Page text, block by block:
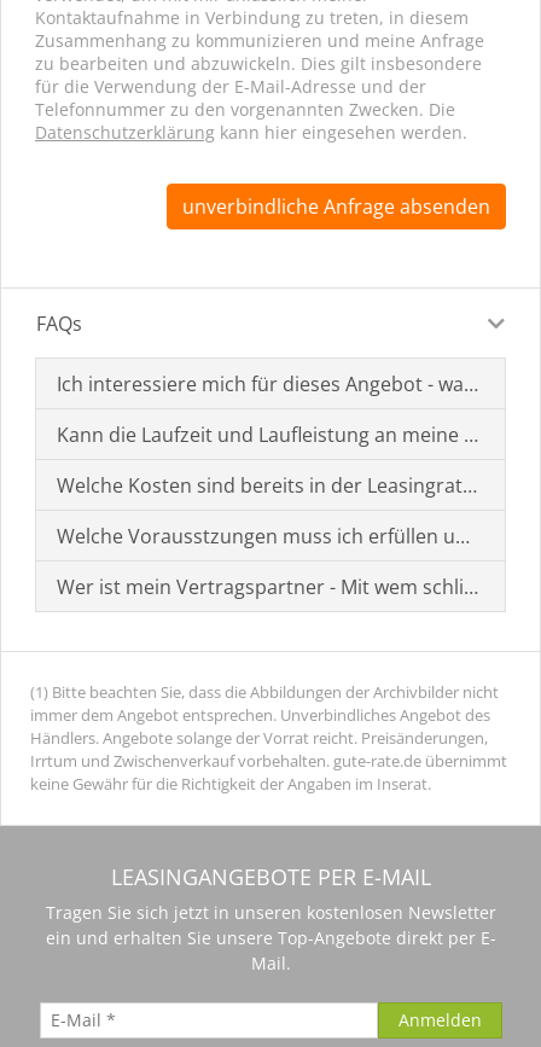
Kontaktaufnahme in Verbindung zu treten, in diesem
Zusammenhang zu kommunizieren und meine Anfrage
zu bearbeiten und abzuwickeln. Dies gilt insbesondere
für die Verwendung der E-Mail-Adresse und der
Telefonnummer zu den vorgenannten Zwecken. Die
Datenschutzerklärung kann hier eingesehen werden.
unverbindliche Anfrage absenden
FAQs
Ich interessiere mich für dieses Angebot - was muss
Kann die Laufzeit und Laufleistung an meine
Welche Kosten sind bereits in der Leasingrate
Welche Vorausstzungen muss ich erfüllen um einen
Wer ist mein Vertragspartner - Mit wem schließe ich
(1) Bitte beachten Sie, dass die Abbildungen der Archivbilder nicht
immer dem Angebot entsprechen. Unverbindliches Angebot des
Händlers. Angebote solange der Vorrat reicht. Preisänderungen,
Irrtum und Zwischenverkauf vorbehalten. gute-rate.de übernimmt
keine Gewähr für die Richtigkeit der Angaben im Inserat.
LEASINGANGEBOTE PER E-MAIL
Tragen Sie sich jetzt in unseren kostenlosen Newsletter
ein und erhalten Sie unsere Top-Angebote direkt per E-
Mail.